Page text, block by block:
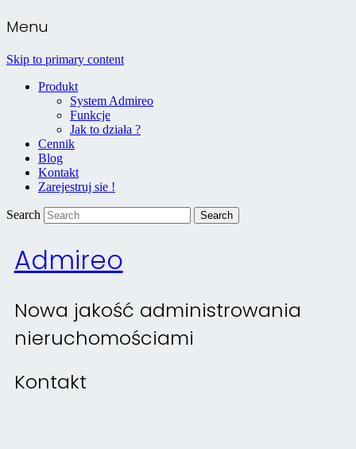
Menu
Skip to primary content
Produkt
System Admireo
Funkcje
Jak to działa ?
Cennik
Blog
Kontakt
Zarejestruj sie !
Search
Admireo
Nowa jakość administrowania
nieruchomościami
Kontakt